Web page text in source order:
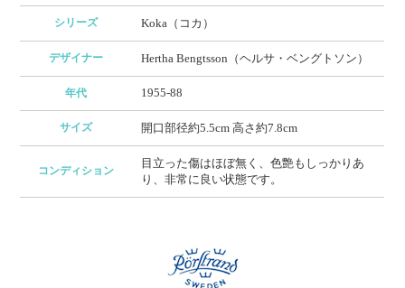
シリーズ Koka（コカ）
デザイナー Hertha Bengtsson（ヘルサ・ベングトソン）
年代 1955-88
サイズ 開口部径約5.5cm 高さ約7.8cm
コンディション
目立った傷はほぼ無く、色艶もしっかりあ
り、非常に良い状態です。